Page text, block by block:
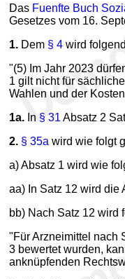
Das Fuenfte Buch
Gesetzes vom 16.
1. Dem § 4 wird
"(5) Im Jahr 2023
1 gilt nicht für
Wahlen und der
1a. In § 31 Absatz 2
2. § 35a wird wie folgt
a) Absatz 1 wird wie
aa) In Satz 12 wird die
bb) Nach Satz 12 wird
"Für Arzneimittel nach
3 bewertet wurden,
anknüpfenden